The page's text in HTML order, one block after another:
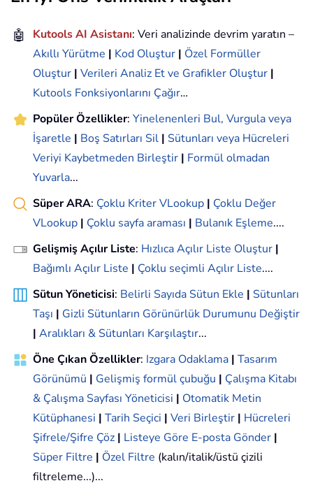
🤖 Kutools AI Asistanı: Veri analizinde devrim yaratın –
Akıllı Yürütme | Kod Oluştur | Özel Formüller
Oluştur | Verileri Analiz Et ve Grafikler Oluştur |
Kutools Fonksiyonlarını Çağır…
Popüler Özellikler: Yinelenenleri Bul, Vurgula veya
İşaretle | Boş Satırları Sil | Sütunları veya Hücreleri
Veriyi Kaybetmeden Birleştir | Formül olmadan
Yuvarla...
Süper ARA: Çoklu Kriter VLookup | Çoklu Değer
VLookup | Çoklu sayfa araması | Bulanık Eşleme....
Gelişmiş Açılır Liste: Hızlıca Açılır Liste Oluştur |
Bağımlı Açılır Liste | Çoklu seçimli Açılır Liste....
Sütun Yöneticisi: Belirli Sayıda Sütun Ekle | Sütunları
Taşı | Gizli Sütunların Görünürlük Durumunu Değiştir
| Aralıkları & Sütunları Karşılaştır...
Öne Çıkan Özellikler: Izgara Odaklama | Tasarım
Görünümü | Gelişmiş formül çubuğu | Çalışma Kitabı
& Çalışma Sayfası Yöneticisi | Otomatik Metin
Kütüphanesi | Tarih Seçici | Veri Birleştir | Hücreleri
Şifrele/Şifre Çöz | Listeye Göre E-posta Gönder |
Süper Filtre | Özel Filtre (kalın/italik/üstü çizili
filtreleme...)...